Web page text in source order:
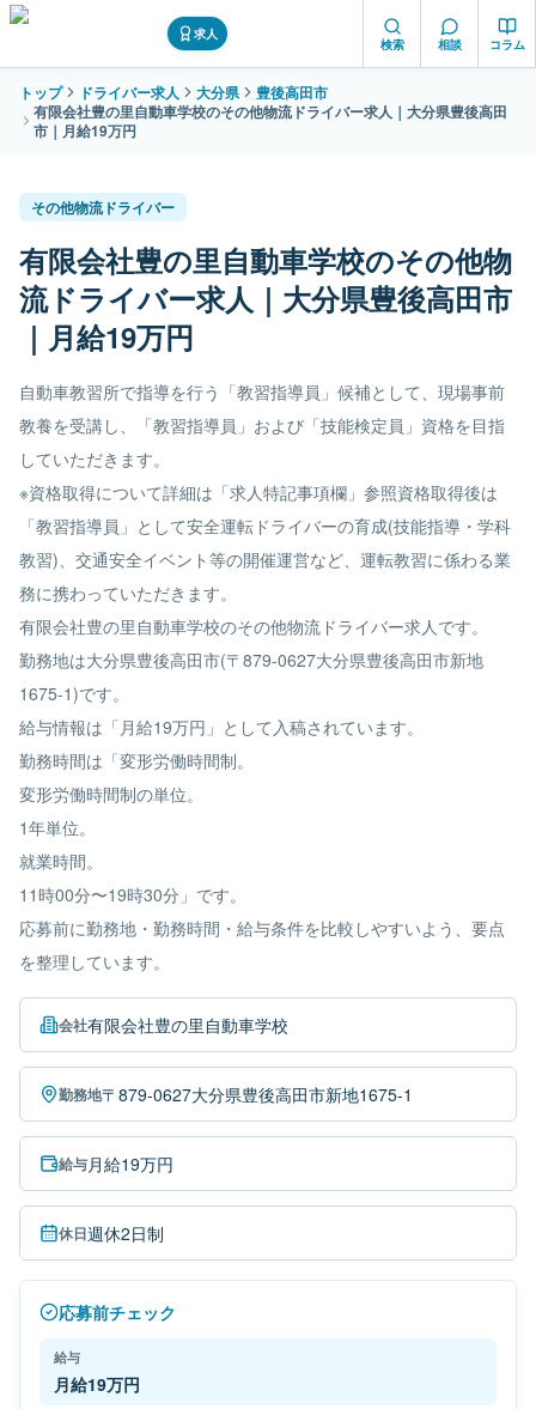
求人
検索 相談 コラム
トップ ドライバー求人 大分県
豊後高田市
有限会社豊の里自動車学校のその他物流ドライバー求人｜大分県豊後高田
市｜月給19万円
その他物流ドライバー
有限会社豊の里自動車学校のその他物
流ドライバー求人｜大分県豊後高田市
｜月給19万円
自動車教習所で指導を行う「教習指導員」候補として、現場事前
教養を受講し、「教習指導員」および「技能検定員」資格を目指
していただきます。
※資格取得について詳細は「求人特記事項欄」参照資格取得後は
「教習指導員」として安全運転ドライバーの育成(技能指導・学科
教習)、交通安全イベント等の開催運営など、運転教習に係わる業
務に携わっていただきます。
有限会社豊の里自動車学校のその他物流ドライバー求人です。
勤務地は大分県豊後高田市(〒879-0627大分県豊後高田市新地
1675-1)です。
給与情報は「月給19万円」として入稿されています。
勤務時間は「変形労働時間制。
変形労働時間制の単位。
1年単位。
就業時間。
11時00分〜19時30分」です。
応募前に勤務地・勤務時間・給与条件を比較しやすいよう、要点
を整理しています。
会社有限会社豊の里自動車学校
勤務地〒879-0627大分県豊後高田市新地1675-1
給与月給19万円
休日週休2日制
応募前チェック
給与
月給19万円